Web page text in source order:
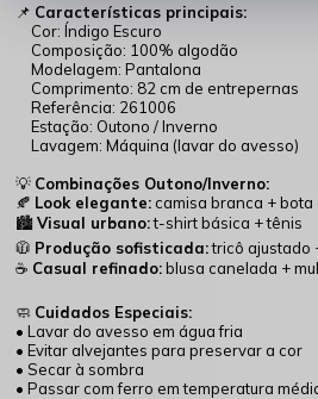
📌 Características principais:
Cor: Índigo Escuro
Composição: 100% algodão
Modelagem: Pantalona
Comprimento: 82 cm de entrepernas
Referência: 261006
Estação: Outono / Inverno
Lavagem: Máquina (lavar do avesso)
💡 Combinações Outono/Inverno:
🍂 Look elegante: camisa branca + bota
🏙️Visual urbano:t-shirt básica + tênis
🧥 Produção sofisticada:tricô ajustado
☕ Casual refinado:blusa canelada +
🧼 Cuidados Especiais:
• Lavar do avesso em água fria
• Evitar alvejantes para preservar a cor
• Secar à sombra
• Passar com ferro em temperatura